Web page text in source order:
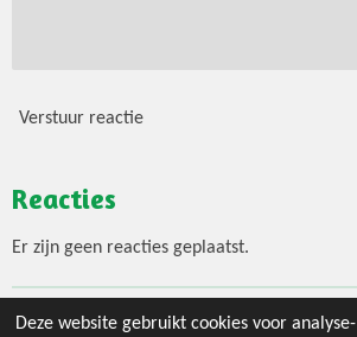
Deze website gebruikt cookies voor analyse-
Verstuur reactie
Reacties
Er zijn geen reacties geplaatst.
© 2020 - 2026 Jouw 3 gangen menu